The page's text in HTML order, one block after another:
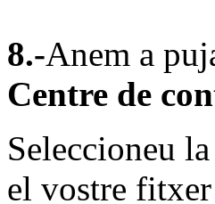
8.-Anem a
Centre de
Seleccioneu
el vostre